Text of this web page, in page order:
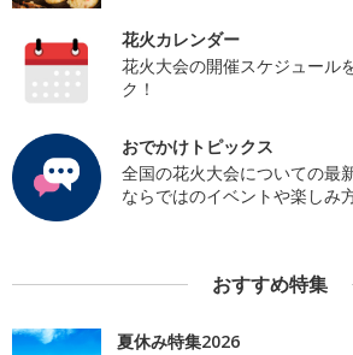
花火カレンダー
花火大会の開催スケジュール
ク！
おでかけトピックス
全国の花火大会についての最
ならではのイベントや楽しみ
おすすめ特集
夏休み特集2026